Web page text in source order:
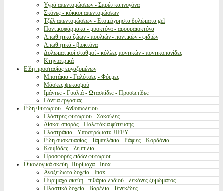
Υγρά απεντομώσεων - Σπρέυ καπνογόνα
Σκόνες - κόκκοι απεντομώσεων
Τζέλ απεντομώσεων - Ετοιμόχρηστα δολώματα gel
Ποντικοφάρμακα - μυοκτόνα - αρουραιοκτόνα
Απωθητικά ζώων - πουλιών - ποντικών - φιδιών
Απωθητικά - βιοκτόνα
Δολωματικοί σταθμοί - κόλλες ποντικών - ποντικοπαγίδες
Κτηνιατρικά
Είδη προστασίας εργαζομένων
Μποτάκια - Γαλότσες - Φόρμες
Μάσκες ψεκασμού
Ιμάντες - Γυαλιά - Ωτασπίδες - Προσωπίδες
Γάντια εργασίας
Είδη Φυτωρίου - Ανθοπωλείου
Γλάστρες φυτωρίου - Σακούλες
Δίσκοι σποράς - Παλετάκια φύτευσης
Γλαστράκια - Υποστρώματα JIFFY
Είδη συσκευασίας - Ταμπελάκια - Ράφιες - Κορδόνια
Κουβάδες - Ζεμπίλια
Προσφορές ειδών φυτωρίου
Οικολογικά σκεύη- Πυρίμαχα - Inox
Ανοξείδωτα δοχεία - Inox
Πυρίμαχα σκεύη - πιθάρια λαδιού - λεκάνες ζυμώματος
Πλαστικά δοχεία - Βαρέλια - Τενεκέδες